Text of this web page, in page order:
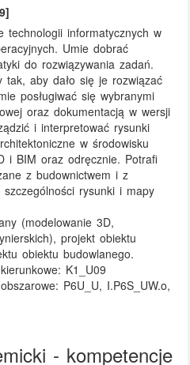
technologii informatycznych w
Umie dobrać
do rozwiązywania zadań.
tak, aby dało się je rozwiązać
posługiwać się wybranymi
oraz dokumentacją w wersji
i interpretować rysunki
w środowisku
i BIM oraz odręcznie. Potrafi
z budownictwem i z
rysunki i mapy
(modelowanie 3D,
projekt obiektu
obiektu budowlanego.
K1_U09
P6U_U, I.P6S_UW.o,
- kompetencje